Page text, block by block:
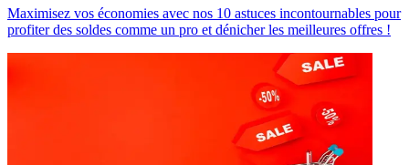
Maximisez vos économies avec nos 10 astuces incontournables pour
profiter des soldes comme un pro et dénicher les meilleures offres !